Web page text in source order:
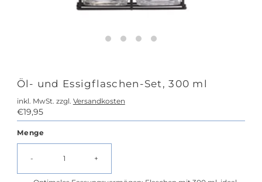
Öl- und Essigflaschen-Set, 300 ml
inkl. MwSt. zzgl. Versandkosten
Regulärer
Preis
€19,95
Menge
- +